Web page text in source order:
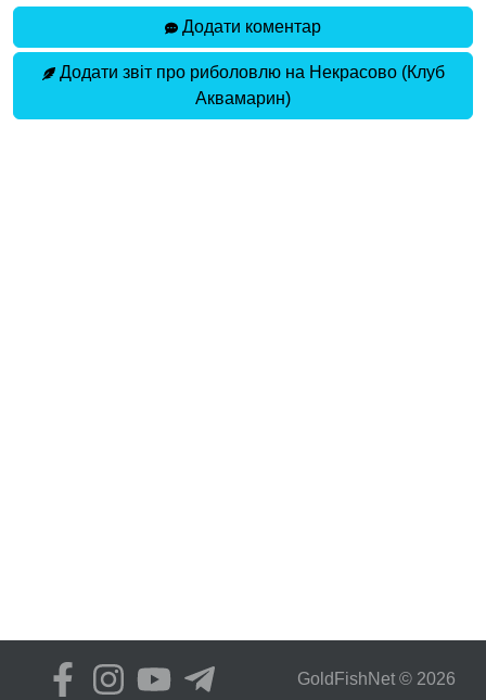
Додати коментар
Додати звіт про риболовлю на Некрасово (Клуб
Аквамарин)
GoldFіshNet © 2026